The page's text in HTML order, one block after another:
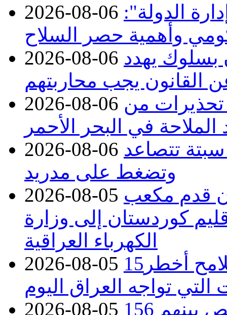
2026-08-06 الدولة":
وأهمية حصر السلاح
2026-08-06 بسلوك يهدد
القانون يجب محاربتهم
2026-08-06 من
الملاحة في البحر الأحمر
2026-08-06 تتصاعد
وتضغط على مدريد
2026-08-05 توريد 100 مليون قدم مكعب
كوردستان إلى وزارة
الكهرباء العراقية
2026-08-05 15كارثة بيئية ومناخية ترسم ملامح أخطر
التي تواجه العراق اليوم
2026-08-05 حرائق فرنسا.. توقيف 402 شخص بينهم 156